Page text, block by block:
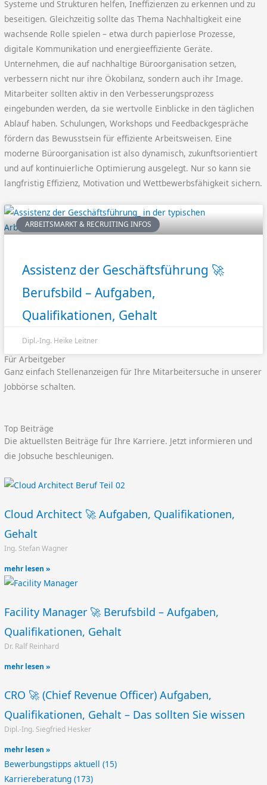
Systeme und Strukturen helfen, Ineffizienzen zu erkennen und zu
beseitigen. Gleichzeitig sollte das Thema Nachhaltigkeit eine
wachsende Rolle spielen – etwa durch papierlose Prozesse,
digitale Kommunikation und energieeffiziente Geräte.
Unternehmen, die auf nachhaltige Büroorganisation setzen,
verbessern nicht nur ihre Ökobilanz, sondern auch ihr Image.
Mitarbeiter sollten aktiv in den Verbesserungsprozess
eingebunden werden, da sie wertvolle Einblicke in den täglichen
Ablauf haben. Schulungen, Workshops und Feedbackgespräche
fördern das Bewusstsein für effiziente Arbeitsweisen. Eine
moderne Büroorganisation ist also dynamisch, zukunftsorientiert
und auf kontinuierliche Optimierung ausgelegt. Nur so kann sie
langfristig Effizienz, Motivation und Wettbewerbsfähigkeit sichern.
ARBEITSMARKT & RECRUITING INFOS
Assistenz der Geschäftsführung 🚀
Berufsbild – Aufgaben,
Qualifikationen, Gehalt
Dipl.-Ing. Heike Leitner
Für Arbeitgeber
Ganz einfach Stellenanzeigen für Ihre Mitarbeitersuche in unserer
Jobbörse schalten.
Top Beiträge
Die aktuellsten Beiträge für Ihre Karriere. Jetzt informieren und
die Jobsuche beschleunigen.
Cloud Architect 🚀 Aufgaben, Qualifikationen,
Gehalt
Ing. Stefan Wagner
mehr lesen »
Facility Manager 🚀 Berufsbild – Aufgaben,
Qualifikationen, Gehalt
Dr. Ralf Reinhard
mehr lesen »
CRO 🚀 (Chief Revenue Officer) Aufgaben,
Qualifikationen, Gehalt – Das sollten Sie wissen
Dipl.-Ing. Siegfried Hesker
mehr lesen »
Bewerbungstipps aktuell(15)
Karriereberatung(173)